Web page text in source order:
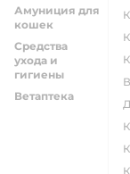
Амуниция для
кошек
Средства
ухода и
гигиены
Ветаптека